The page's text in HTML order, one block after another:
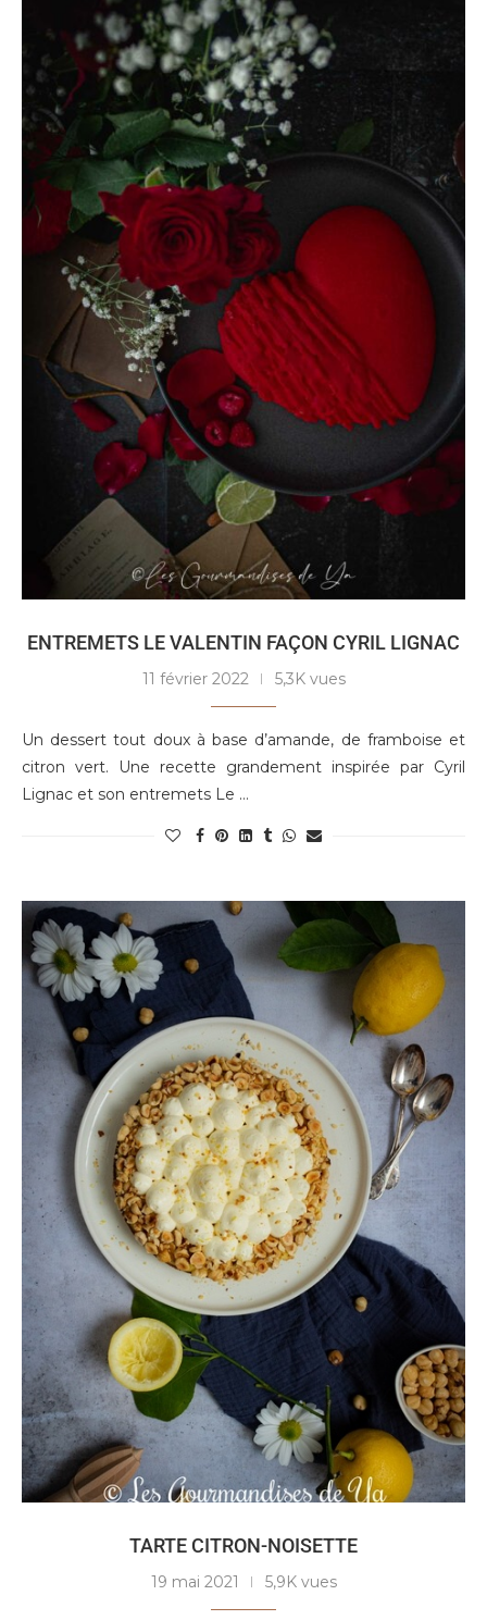
ENTREMETS LE VALENTIN FAÇON CYRIL LIGNAC
11 février 2022 5,3K vues
Un dessert tout doux à base d’amande, de framboise et
citron vert. Une recette grandement inspirée par Cyril
Lignac et son entremets Le …
TARTE CITRON-NOISETTE
19 mai 2021 5,9K vues